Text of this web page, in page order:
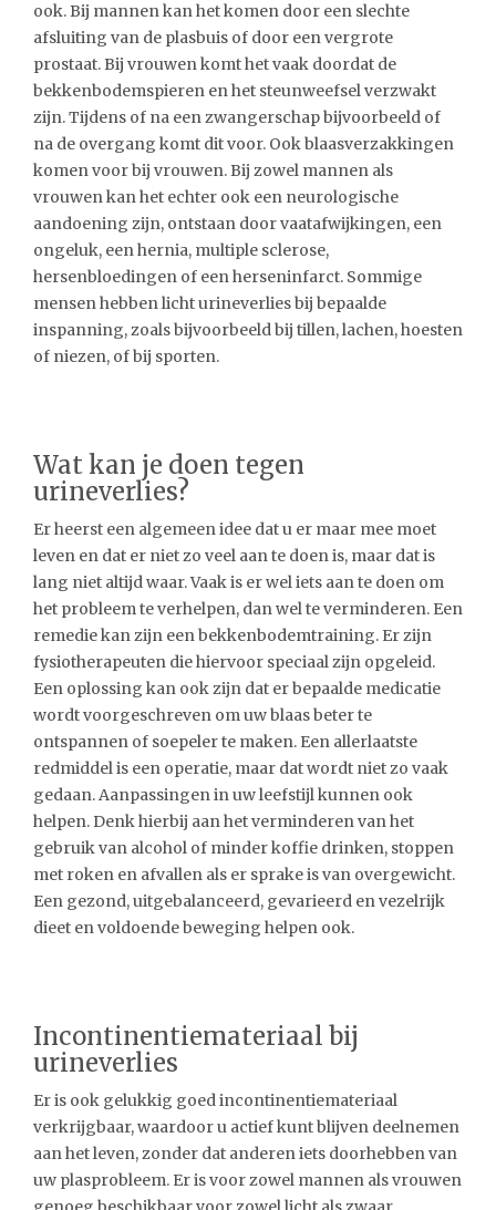
ook. Bij mannen kan het komen door een slechte
afsluiting van de plasbuis of door een vergrote
prostaat. Bij vrouwen komt het vaak doordat de
bekkenbodemspieren en het steunweefsel verzwakt
zijn. Tijdens of na een zwangerschap bijvoorbeeld of
na de overgang komt dit voor. Ook blaasverzakkingen
komen voor bij vrouwen. Bij zowel mannen als
vrouwen kan het echter ook een neurologische
aandoening zijn, ontstaan door vaatafwijkingen, een
ongeluk, een hernia, multiple sclerose,
hersenbloedingen of een herseninfarct. Sommige
mensen hebben licht urineverlies bij bepaalde
inspanning, zoals bijvoorbeeld bij tillen, lachen, hoesten
of niezen, of bij sporten.
Wat kan je doen tegen
urineverlies?
Er heerst een algemeen idee dat u er maar mee moet
leven en dat er niet zo veel aan te doen is, maar dat is
lang niet altijd waar. Vaak is er wel iets aan te doen om
het probleem te verhelpen, dan wel te verminderen. Een
remedie kan zijn een bekkenbodemtraining. Er zijn
fysiotherapeuten die hiervoor speciaal zijn opgeleid.
Een oplossing kan ook zijn dat er bepaalde medicatie
wordt voorgeschreven om uw blaas beter te
ontspannen of soepeler te maken. Een allerlaatste
redmiddel is een operatie, maar dat wordt niet zo vaak
gedaan. Aanpassingen in uw leefstijl kunnen ook
helpen. Denk hierbij aan het verminderen van het
gebruik van alcohol of minder koffie drinken, stoppen
met roken en afvallen als er sprake is van overgewicht.
Een gezond, uitgebalanceerd, gevarieerd en vezelrijk
dieet en voldoende beweging helpen ook.
Incontinentiemateriaal bij
urineverlies
Er is ook gelukkig goed incontinentiemateriaal
verkrijgbaar, waardoor u actief kunt blijven deelnemen
aan het leven, zonder dat anderen iets doorhebben van
uw plasprobleem. Er is voor zowel mannen als vrouwen